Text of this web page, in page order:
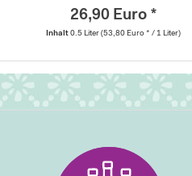
26,90 Euro *
Inhalt0.5 Liter(53,80 Euro * / 1 Liter)